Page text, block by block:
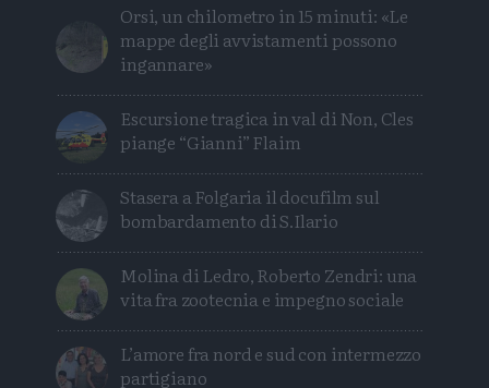
Orsi, un chilometro in 15 minuti: «Le
mappe degli avvistamenti possono
ingannare»
Escursione tragica in val di Non, Cles
piange “Gianni” Flaim
Stasera a Folgaria il docufilm sul
bombardamento di S.Ilario
Molina di Ledro, Roberto Zendri: una
vita fra zootecnia e impegno sociale
L’amore fra nord e sud con intermezzo
partigiano